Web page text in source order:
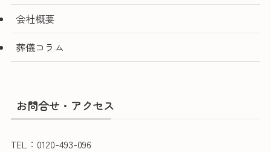
会社概要
葬儀コラム
お問合せ・アクセス
TEL：0120-493-096